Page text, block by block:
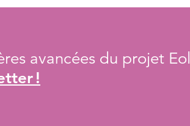
avancées du projet
!